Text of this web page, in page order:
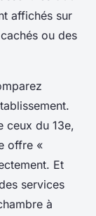
affichés sur
ou des
ceux du 13e,
offre «
Et
services
à